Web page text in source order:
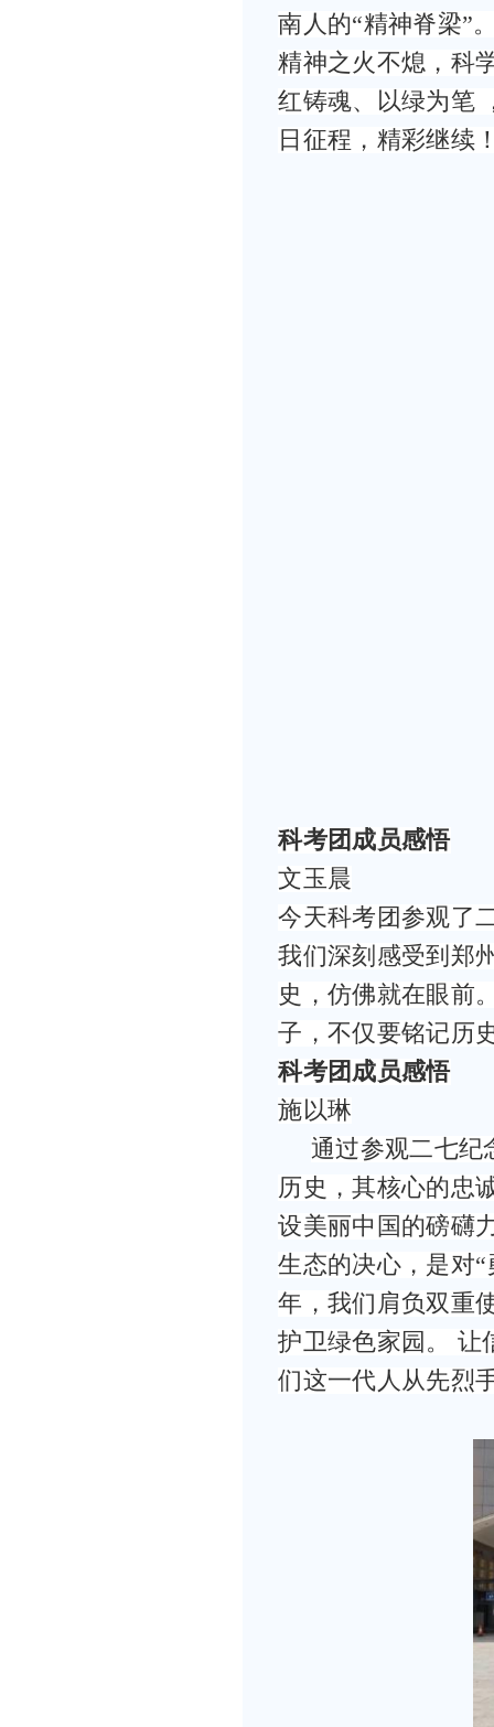
南人的“精神脊梁”
精神之火不熄，科
红铸魂、以绿为笔
日征程，精彩继续
科考团成员感悟
文玉晨
今天科考团参观了
我们深刻感受到郑
史，仿佛就在眼前
子，不仅要铭记历
科考团成员感悟
施以琳
通过参观二七纪
历史，其核心的忠
设美丽中国的磅礴
生态的决心，是对
年，我们肩负双重
护卫绿色家园。 让
们这一代人从先烈